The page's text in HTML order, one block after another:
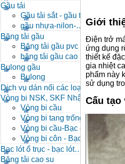
Gầu tải
Gầu tải sắt - gầu tải
inox
gầu nhựa-nilon-
HDPE
Băng tải gầu
Băng tải gầu pvc
băng tải gầu cao su
Bulong gầu
Bulong
Dịch vụ dán nối các loại
băng tải
Vòng bi NSK, SKF Nhật
Vòng bi cầu
Vòng bi tang trống tự
lựa
Vòng bi cầu-Bạc đạn
cầu
Vòng bi côn - Bạc
đạn côn
Bạc lót ổ trục - bạc lót
nhông
Băng tải cao su
Giới
Điện trở
ứng dụng
thiết kế
gia nhiệt
phẩm này
sử dụng
Cấu tạo